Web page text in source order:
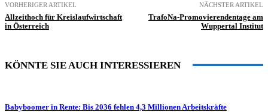
VORHERIGER ARTIKEL
Allzeithoch für Kreislaufwirtschaft
in Österreich
NÄCHSTER ARTIKEL
TrafoNa-Promovierendentage am
Wuppertal Institut
KÖNNTE SIE AUCH INTERESSIEREN
Babyboomer in Rente: Bis 2036 fehlen 4,3 Millionen Arbeitskräfte